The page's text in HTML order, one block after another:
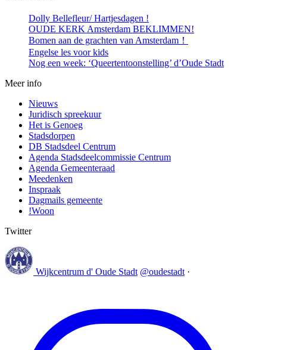
Dolly Bellefleur/ Hartjesdagen !
OUDE KERK Amsterdam BEKLIMMEN!
Bomen aan de grachten van Amsterdam！
Engelse les voor kids
Nog een week: ‘Queertentoonstelling’ d’Oude Stadt
Meer info
Nieuws
Juridisch spreekuur
Het is Genoeg
Stadsdorpen
DB Stadsdeel Centrum
Agenda Stadsdeelcommissie Centrum
Agenda Gemeenteraad
Meedenken
Inspraak
Dagmails gemeente
!Woon
Twitter
Wijkcentrum d' Oude Stadt @oudestadt ·